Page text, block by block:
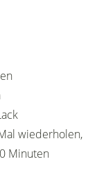
wiederholen,
Minuten